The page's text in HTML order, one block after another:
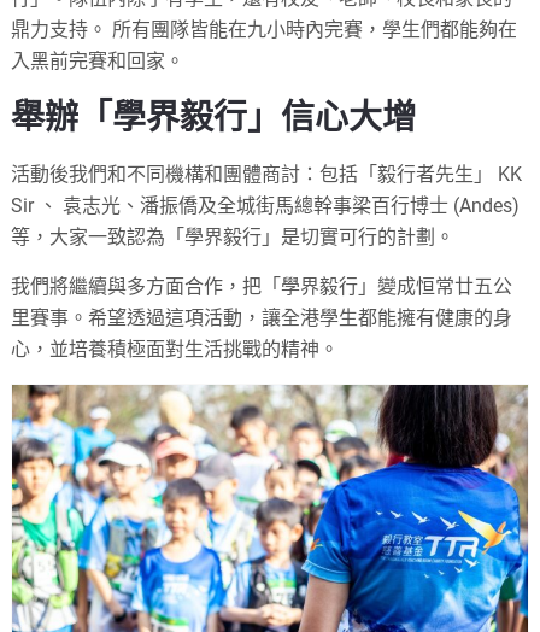
鼎力支持。 所有團隊皆能在九小時內完賽，學生們都能夠在
入黑前完賽和回家。
舉辦「學界毅行」信心大增
活動後我們和不同機構和團體商討：包括「毅行者先生」 KK
Sir 、 袁志光、潘振僑及全城街馬總幹事梁百行博士 (Andes)
等，大家一致認為「學界毅行」是切實可行的計劃。
我們將繼續與多方面合作，把「學界毅行」變成恒常廿五公
里賽事。希望透過這項活動，讓全港學生都能擁有健康的身
心，並培養積極面對生活挑戰的精神。